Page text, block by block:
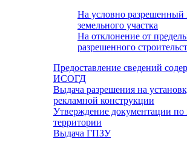
На условно разрешенный
земельного участка
На отклонение от
разрешенного
Предоставление сведений
ИСОГД
Выдача разрешения на
рекламной конструкции
Утверждение документации по
территории
Выдача ГПЗУ